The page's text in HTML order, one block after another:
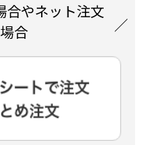
合やネット注文
合